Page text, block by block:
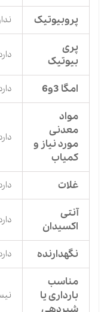
پروبیوتیک
پری
بیوتیک
امگا 3و6
مواد
معدنی
مورد نیاز و
کمیاب
غلات
آنتی
اکسیدان
نگهدارنده
مناسب
بارداری یا
شیردهی